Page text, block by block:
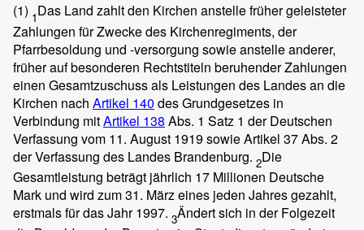
(1) 1Das Land zahlt den Kirchen anstelle früher geleisteter
Zahlungen für Zwecke des Kirchenregiments, der
Pfarrbesoldung und -versorgung sowie anstelle anderer,
früher auf besonderen Rechtstiteln beruhender Zahlungen
einen Gesamtzuschuss als Leistungen des Landes an die
Kirchen nach Artikel 140 des Grundgesetzes in
Verbindung mitArtikel 138 Abs. 1 Satz 1 der Deutschen
Verfassung vom 11. August 1919 sowie Artikel 37 Abs. 2
der Verfassung des Landes Brandenburg. 2Die
Gesamtleistung beträgt jährlich 17 Millionen Deutsche
Mark und wird zum 31. März eines jeden Jahres gezahlt,
erstmals für das Jahr 1997. 3Ändert sich in der Folgezeit